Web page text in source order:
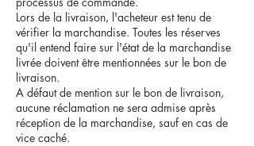
Lors de la livraison, l'acheteur est tenu de
vérifier la marchandise. Toutes les réserves
qu'il entend faire sur l'état de la marchandise
livrée doivent être mentionnées sur le bon de
livraison.
A défaut de mention sur le bon de livraison,
aucune réclamation ne sera admise après
réception de la marchandise, sauf en cas de
vice caché.